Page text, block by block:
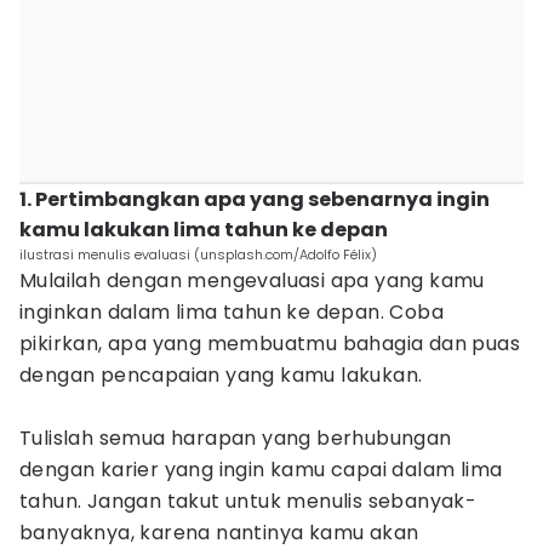
1. Pertimbangkan apa yang sebenarnya ingin
kamu lakukan lima tahun ke depan
ilustrasi menulis evaluasi (unsplash.com/Adolfo Félix)
Mulailah dengan mengevaluasi apa yang kamu
inginkan dalam lima tahun ke depan. Coba
pikirkan, apa yang membuatmu bahagia dan puas
dengan pencapaian yang kamu lakukan.
Tulislah semua harapan yang berhubungan
dengan karier yang ingin kamu capai dalam lima
tahun. Jangan takut untuk menulis sebanyak-
banyaknya, karena nantinya kamu akan